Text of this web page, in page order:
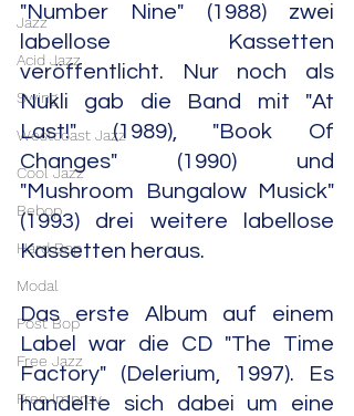
Jazz
Acid Jazz
Swing
Westcoast Jazz
Cool Jazz
Bebop
Hard Bop
Modal
Post Bop
Free Jazz
Free Improv
"Number Nine" (1988) zwei
labellose Kassetten
veröffentlicht. Nur noch als
Nukli gab die Band mit "At
Last!" (1989), "Book Of
Changes" (1990) und
"Mushroom Bungalow Musick"
(1993) drei weitere labellose
Kassetten heraus.
Das erste Album auf einem
Label war die CD "The Time
Factory" (Delerium, 1997). Es
handelte sich dabei um eine